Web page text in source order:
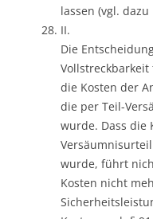
lassen (vgl. dazu
II.
Die
Vollstreckbarkeit
die Kosten der
die per Teil-
wurde. Dass die
wurde, führt
Kosten nicht